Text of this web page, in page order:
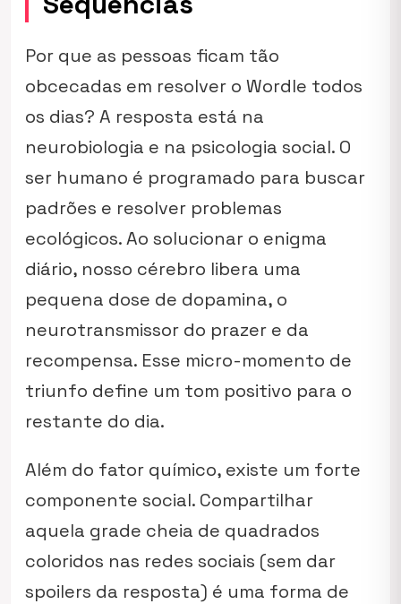
Por que as pessoas ficam tão
obcecadas em resolver o Wordle todos
os dias? A resposta está na
neurobiologia e na psicologia social. O
ser humano é programado para buscar
padrões e resolver problemas
ecológicos. Ao solucionar o enigma
diário, nosso cérebro libera uma
pequena dose de dopamina, o
neurotransmissor do prazer e da
recompensa. Esse micro-momento de
triunfo define um tom positivo para o
restante do dia.
Além do fator químico, existe um forte
componente social. Compartilhar
aquela grade cheia de quadrados
coloridos nas redes sociais (sem dar
spoilers da resposta) é uma forma de